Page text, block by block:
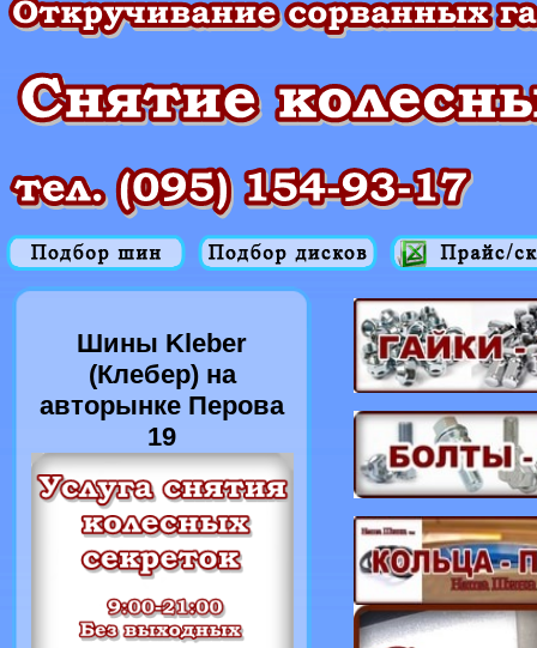
Шины Kleber
(Клебер) на
авторынке Перова
19